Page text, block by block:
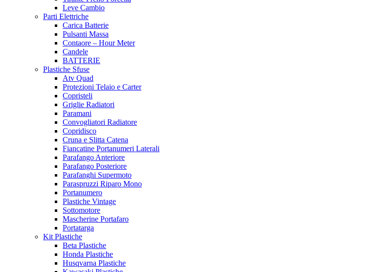
Leve Cambio
Parti Elettriche
Carica Batterie
Pulsanti Massa
Contaore – Hour Meter
Candele
BATTERIE
Plastiche Sfuse
Atv Quad
Protezioni Telaio e Carter
Copristeli
Griglie Radiatori
Paramani
Convogliatori Radiatore
Copridisco
Cruna e Slitta Catena
Fiancatine Portanumeri Laterali
Parafango Anteriore
Parafango Posteriore
Parafanghi Supermoto
Paraspruzzi Riparo Mono
Portanumero
Plastiche Vintage
Sottomotore
Mascherine Portafaro
Portatarga
Kit Plastiche
Beta Plastiche
Honda Plastiche
Husqvarna Plastiche